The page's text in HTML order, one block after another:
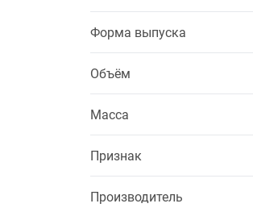
Форма выпуска
Объём
Масса
Признак
Производитель